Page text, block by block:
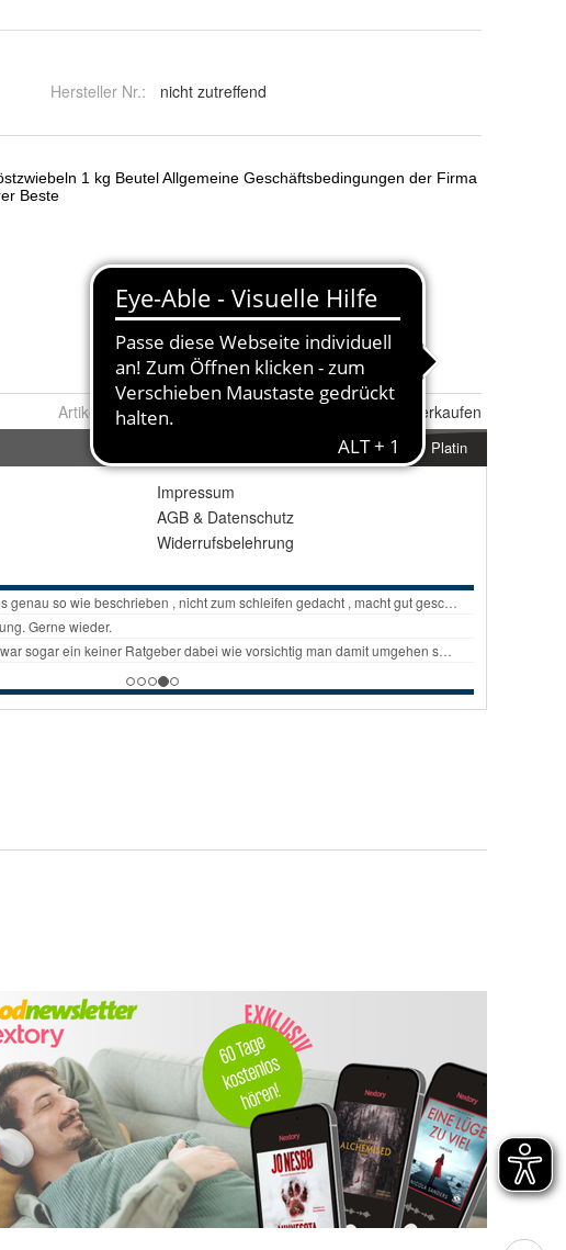
Hersteller Nr.: nicht zutreffend
Artikel Nr.:0067881630 Artikel verkaufen
Platin
Impressum
AGB & Datenschutz
Widerrufsbelehrung